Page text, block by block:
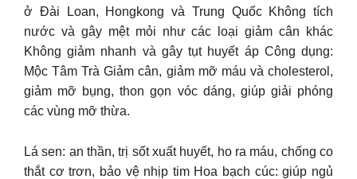
ở Đài Loan, Hongkong và Trung Quốc Không tích
nước và gây mệt mỏi như các loại giảm cân khác
Không giảm nhanh và gây tụt huyết áp Công dụng:
Mộc Tâm Trà Giảm cân, giảm mỡ máu và cholesterol,
giảm mỡ bụng, thon gọn vóc dáng, giúp giải phóng
các vùng mỡ thừa.
Lá sen: an thần, trị sốt xuất huyết, ho ra máu, chống co
thắt cơ trơn, bảo vệ nhịp tim Hoa bạch cúc: giúp ngủ